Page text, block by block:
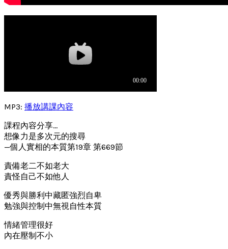
MP3: 播放講課內容
課程內容分享…
想像力是多次元的搜尋
—個人實相的本質第19章 第669節
責備老二不如老大
責怪自己不如他人
優秀與勝利中藏匿強烈自卑
勉強與控制中無視自性本質
情緒管理很好
內在壓制不小